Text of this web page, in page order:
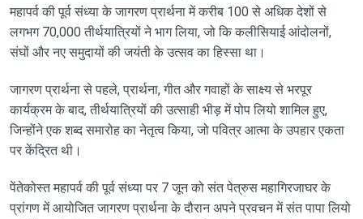
महापर्व की पूर्व संध्या के जागरण प्रार्थना में करीब 100 से अधिक देशों से
लगभग 70,000 तीर्थयात्रियों ने भाग लिया, जो कि कलीसियाई आंदोलनों,
संघों और नए समुदायों की जयंती के उत्सव का हिस्सा था।
जागरण प्रार्थना से पहले, प्रार्थना, गीत और गवाहों के साक्ष्य से भरपूर
कार्यक्रम के बाद, तीर्थयात्रियों की उत्साही भीड़ में पोप लियो शामिल हुए,
जिन्होंने एक शब्द समारोह का नेतृत्व किया, जो पवित्र आत्मा के उपहार एकता
पर केंद्रित थी।
पेंतेकोस्त महापर्व की पूर्व संध्या पर 7 जून को संत पेत्रुस महागिरजाघर के
प्रांगण में आयोजित जागरण प्रार्थना के दौरान अपने प्रवचन में संत पापा लियो